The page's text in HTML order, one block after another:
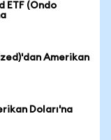
ETF (Ondo
Amerikan
Doları'na